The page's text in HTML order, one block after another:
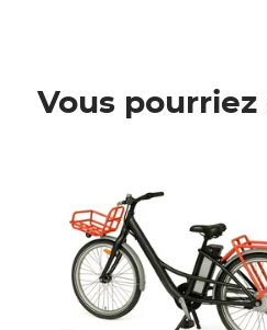
Vous